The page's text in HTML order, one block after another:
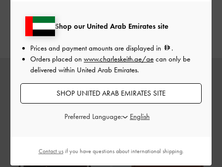
375.00
575.00
Shop our United Arab Emirates site
Prices and payment amounts are displayed in
.
Orders placed on www.charleskeith.ae/ae can only be
delivered within United Arab Emirates.
SHOP UNITED ARAB EMIRATES SITE
Preferred Language:
Contact usif you have questions about international shipping.